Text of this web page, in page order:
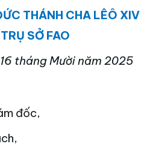
THÁNH CHA LÊÔ XIV
SỞ FAO
tháng Mười năm 2025
đốc,
,